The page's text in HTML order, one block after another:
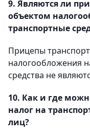
9. Являются ли
объектом
транспортные
Прицепы
налогообложения
средства не
10. Как и где
налог на
лиц?